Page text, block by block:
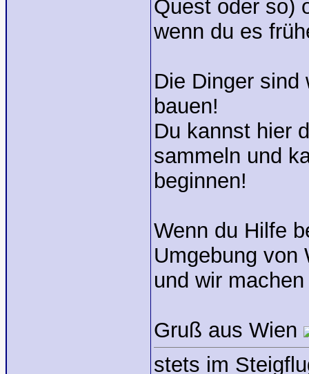
Quest oder so)
wenn du es
Die Dinger sind
bauen!
Du kannst hier
sammeln und
beginnen!
Wenn du Hilfe
Umgebung von
und wir
Gruß aus Wien
stets im